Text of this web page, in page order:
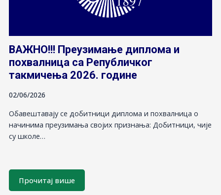
ВАЖНО!!! Преузимање диплома и
похвалница са Републичког
такмичења 2026. године
02/06/2026
Обавештавају се добитници диплома и похвалница о
начинима преузимања својих признања: Добитници, чије
су школе…
Прочитај више